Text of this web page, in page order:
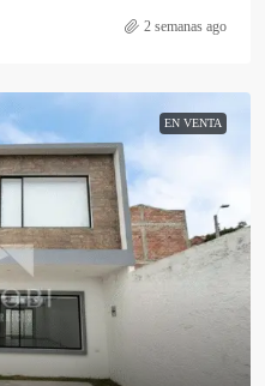
2 semanas ago
EN VENTA